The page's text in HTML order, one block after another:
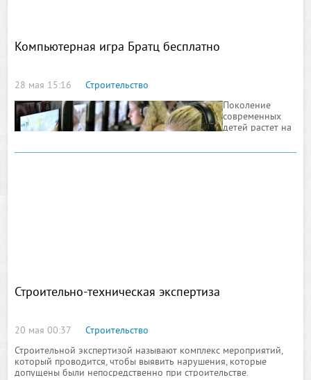
Компьютерная игра Братц бесплатно
28 мая 15:16
Строительство
Поколение
современных
детей растет на
компьютерных
Строительно-техническая экспертиза
20 мая 00:37
Строительство
Строительной экспертизой называют комплекс мероприятий,
который проводится, чтобы выявить нарушения, которые
допущены были непосредственно при строительстве.